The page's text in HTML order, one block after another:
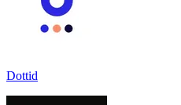
Dottid